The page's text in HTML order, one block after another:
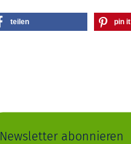
teilen pin it
Newsletter abonnieren